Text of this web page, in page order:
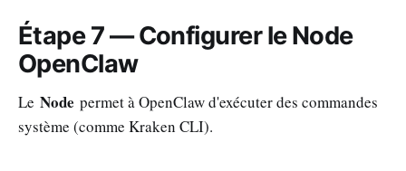
Étape 7 — Configurer le Node
OpenClaw
Le Node permet à OpenClaw d'exécuter des commandes
système (comme Kraken CLI).